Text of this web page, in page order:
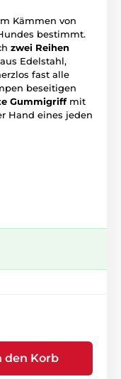
Kämmen von
bestimmt.
zwei Reihen
aus Edelstahl,
fast alle
beseitigen
Gummigriffmit
Hand eines jeden
den Korb